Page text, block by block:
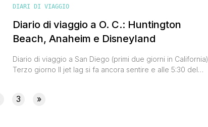
DIARI DI VIAGGIO
Diario di viaggio a O. C.: Huntington
Beach, Anaheim e Disneyland
Diario di viaggio a San Diego (primi due giorni in California)
Terzo giorno Il jet lag si fa ancora sentire e alle 5:30 del
sarà forse l'adrenalina e l'eccitazione di essere in un [']
3 »